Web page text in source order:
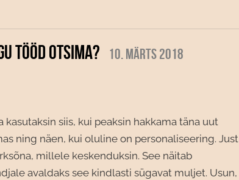
TÖÖD OTSIMA? 10. märts 2018
siis, kui peaksin hakkama täna uut
ning näen, kui oluline on personaliseering. Just
millele keskenduksin. See näitab
avaldaks see kindlasti sügavat muljet. Usun,